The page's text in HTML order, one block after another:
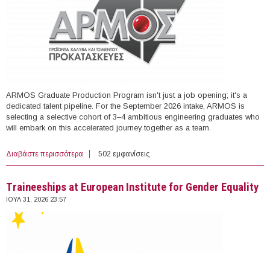
ARMOS Graduate Production Program isn't just a job opening; it's a
dedicated talent pipeline. For the September 2026 intake, ARMOS is
selecting a selective cohort of 3–4 ambitious engineering graduates who
will embark on this accelerated journey together as a team.
Διαβάστε περισσότερα για ARMOS Graduate Production Program
502 εμφανίσεις
Τraineeships at European Institute for Gender Equality
ΙΟΥΛ 31, 2026 23:57